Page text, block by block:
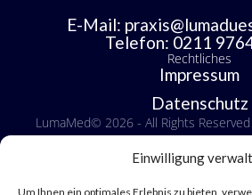
Einwilligung
Um Ihnen ein optimales Erlebnis zu bieten,
E-Mail:
Telefon: 0211
Rechtliches
Impressum
Datenschutz
LumaMed© 2026 - All Rights Reserved